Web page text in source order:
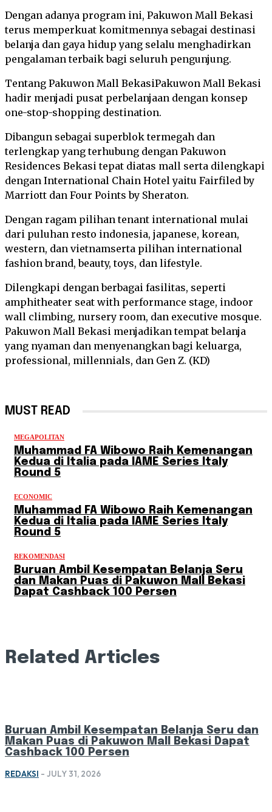
Dengan adanya program ini, Pakuwon Mall Bekasi
terus memperkuat komitmennya sebagai destinasi
belanja dan gaya hidup yang selalu menghadirkan
pengalaman terbaik bagi seluruh pengunjung.
Tentang Pakuwon Mall BekasiPakuwon Mall Bekasi
hadir menjadi pusat perbelanjaan dengan konsep
one-stop-shopping destination.
Dibangun sebagai superblok termegah dan
terlengkap yang terhubung dengan Pakuwon
Residences Bekasi tepat diatas mall serta dilengkapi
dengan International Chain Hotel yaitu Fairfiled by
Marriott dan Four Points by Sheraton.
Dengan ragam pilihan tenant international mulai
dari puluhan resto indonesia, japanese, korean,
western, dan vietnamserta pilihan international
fashion brand, beauty, toys, dan lifestyle.
Dilengkapi dengan berbagai fasilitas, seperti
amphitheater seat with performance stage, indoor
wall climbing, nursery room, dan executive mosque.
Pakuwon Mall Bekasi menjadikan tempat belanja
yang nyaman dan menyenangkan bagi keluarga,
professional, millennials, dan Gen Z. (KD)
MUST READ
MEGAPOLITAN
Muhammad FA Wibowo Raih Kemenangan
Kedua di Italia pada IAME Series Italy
Round 5
ECONOMIC
Muhammad FA Wibowo Raih Kemenangan
Kedua di Italia pada IAME Series Italy
Round 5
REKOMENDASI
Buruan Ambil Kesempatan Belanja Seru
dan Makan Puas di Pakuwon Mall Bekasi
Dapat Cashback 100 Persen
Related Articles
Buruan Ambil Kesempatan Belanja Seru dan
Makan Puas di Pakuwon Mall Bekasi Dapat
Cashback 100 Persen
REDAKSI - JULY 31, 2026